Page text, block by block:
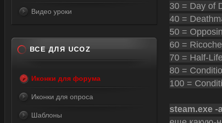
30 = Day of
40 =
50 =
60 =
70 = Half-
80 =
100 =
steam.exe -
Видео уроки
ВСЕ ДЛЯ UCOZ
Иконки для форума
Иконки для опроса
Шаблоны